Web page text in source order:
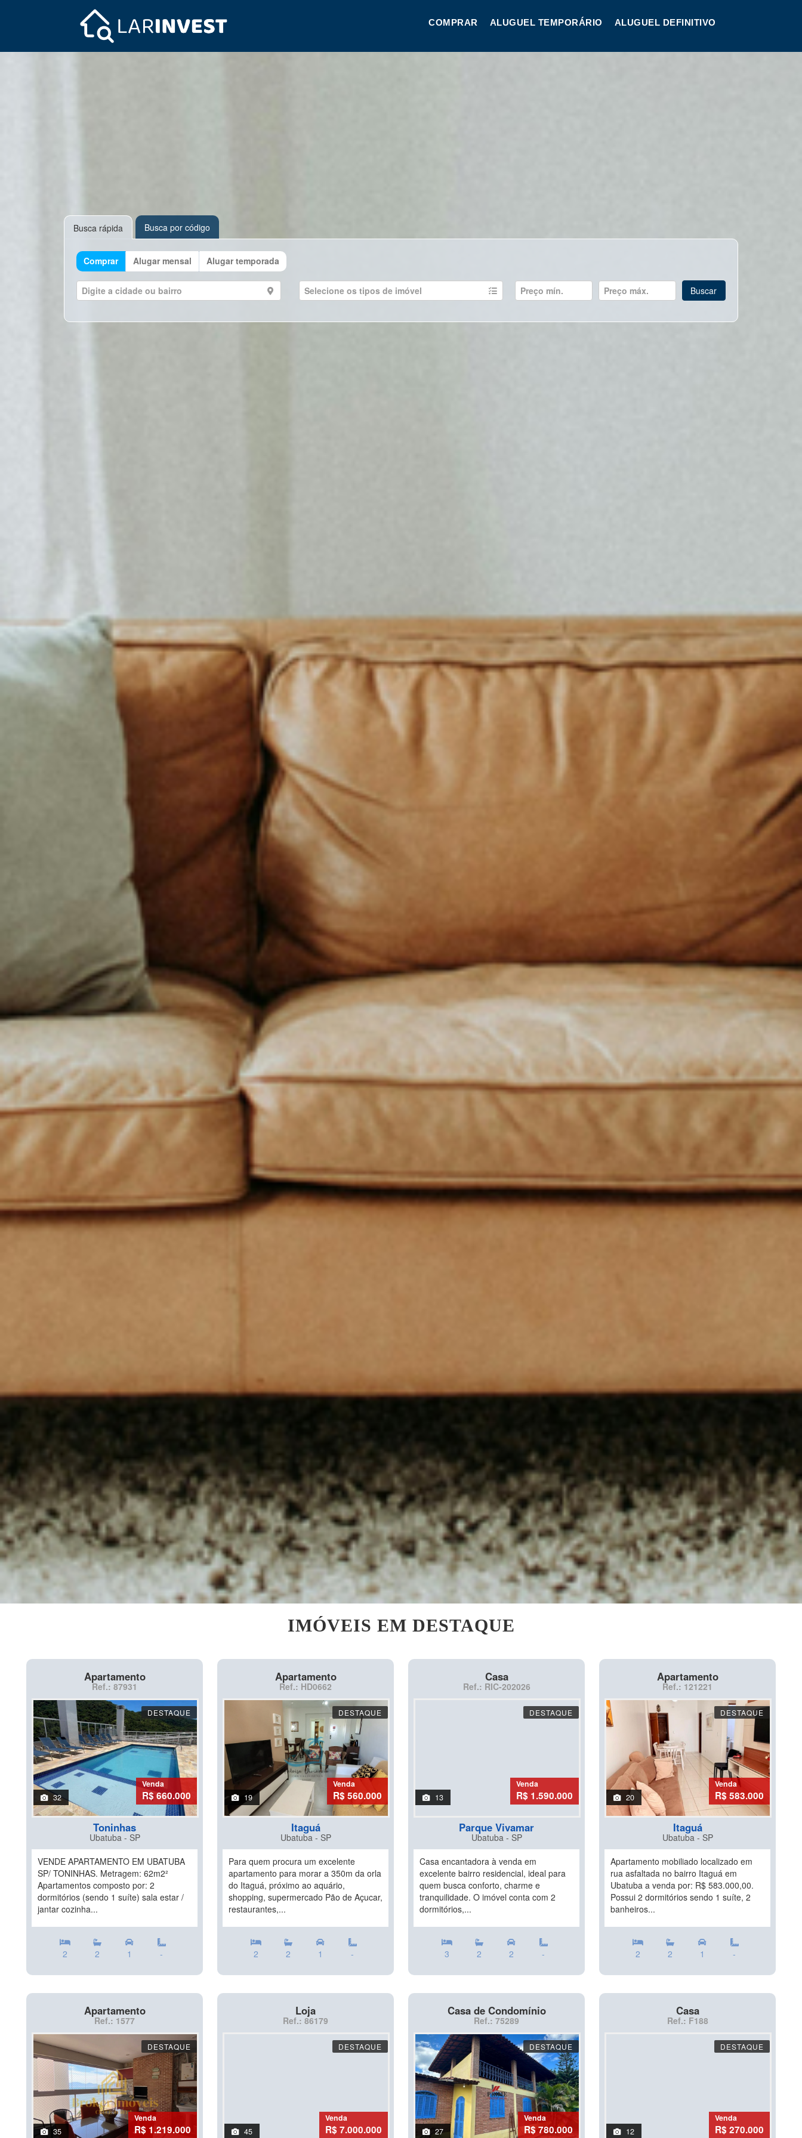
COMPRAR ALUGUEL TEMPORÁRIO ALUGUEL DEFINITIVO
Busca rápida Busca por código
Comprar Alugar mensal Alugar temporada
IMÓVEIS EM DESTAQUE
Apartamento
Ref.: 87931
DESTAQUE
32
Venda
R$ 660.000
Toninhas
Ubatuba - SP
VENDE APARTAMENTO EM UBATUBA
SP/ TONINHAS. Metragem: 62m2²
Apartamentos composto por: 2
dormitórios (sendo 1 suíte) sala estar /
jantar cozinha...
2 2 1 -
Apartamento
Ref.: HD0662
DESTAQUE
19
Venda
R$ 560.000
Itaguá
Ubatuba - SP
Para quem procura um excelente
apartamento para morar a 350m da orla
do Itaguá, próximo ao aquário,
shopping, supermercado Pão de Açucar,
restaurantes,...
2 2 1 -
Casa
Ref.: RIC-202026
DESTAQUE
13
Venda
R$ 1.590.000
Parque Vivamar
Ubatuba - SP
Casa encantadora à venda em
excelente bairro residencial, ideal para
quem busca conforto, charme e
tranquilidade. O imóvel conta com 2
dormitórios,...
3 2 2 -
Apartamento
Ref.: 121221
DESTAQUE
20
Venda
R$ 583.000
Itaguá
Ubatuba - SP
Apartamento mobiliado localizado em
rua asfaltada no bairro Itaguá em
Ubatuba a venda por: R$ 583.000,00.
Possui 2 dormitórios sendo 1 suíte, 2
banheiros...
2 2 1 -
Apartamento
Ref.: 1577
DESTAQUE
35
Venda
R$ 1.219.000
Loja
Ref.: 86179
DESTAQUE
45
Venda
R$ 7.000.000
Casa de Condomínio
Ref.: 75289
DESTAQUE
27
Venda
R$ 780.000
Casa
Ref.: F188
DESTAQUE
12
Venda
R$ 270.000